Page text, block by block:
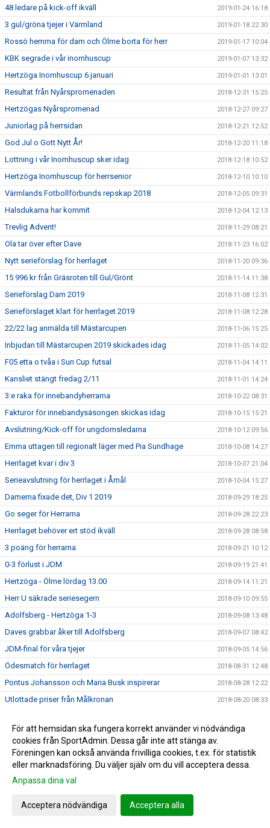
48 ledare på kick-off ikväll 2019-01-24 16:18
3 gul/gröna tjejer i Värmland 2019-01-18 22:30
Rossö hemma för dam och Ölme borta för herr 2019-01-17 10:04
KBK segrade i vår inomhuscup 2019-01-07 13:32
Hertzöga Inomhuscup 6 januari 2019-01-01 13:01
Resultat från Nyårspromenaden 2018-12-31 15:25
Hertzögas Nyårspromenad 2018-12-27 09:27
Juniorlag på herrsidan 2018-12-21 12:52
God Jul o Gott Nytt År! 2018-12-20 11:18
Lottning i vår Inomhuscup sker idag 2018-12-18 10:52
Hertzöga Inomhuscup för herrsenior 2018-12-10 10:10
Värmlands Fotbollförbunds repskap 2018 2018-12-05 09:31
Halsdukarna har kommit 2018-12-04 12:13
Trevlig Advent! 2018-11-29 08:21
Ola tar över efter Dave 2018-11-23 16:02
Nytt serieförslag för herrlaget 2018-11-20 09:36
15 996 kr från Gräsroten till Gul/Grönt 2018-11-14 11:38
Serieförslag Dam 2019 2018-11-08 12:31
Serieförslaget klart för herrlaget 2019 2018-11-08 12:28
22/22 lag anmälda till Mästarcupen 2018-11-06 15:25
Inbjudan till Mästarcupen 2019 skickades idag 2018-11-05 14:02
F05 etta o tvåa i Sun Cup futsal 2018-11-04 14:11
Kansliet stängt fredag 2/11 2018-11-01 14:24
3:e raka för innebandyherrarna 2018-10-22 08:31
Fakturor för innebandysäsongen skickas idag 2018-10-15 15:21
Avslutning/Kick-off för ungdomsledarna 2018-10-12 09:56
Emma uttagen till regionalt läger med Pia Sundhage 2018-10-08 14:27
Herrlaget kvar i div 3 2018-10-07 21:04
Serieavslutning för herrlaget i Åmål 2018-10-04 15:27
Damerna fixade det, Div 1 2019 2018-09-29 18:25
Go seger för Herrarna 2018-09-28 22:23
Herrlaget behöver ert stöd ikväll 2018-09-28 08:58
3 poäng för herrarna 2018-09-21 10:12
0-3 förlust i JDM 2018-09-19 21:41
Hertzöga - Ölme lördag 13.00 2018-09-14 11:21
Herr U säkrade seriesegern 2018-09-10 09:55
Adolfsberg - Hertzöga 1-3 2018-09-08 13:48
Daves grabbar åker till Adolfsberg 2018-09-07 08:42
JDM-final för våra tjejer 2018-09-05 14:56
Ödesmatch för herrlaget 2018-08-31 12:48
Pontus Johansson och Maria Busk inspirerar 2018-08-28 12:22
Utlottade priser från Målkronan 2018-08-20 08:33
Hertzögakronan Lördag 18/8 2018-08-13 09:19
Seger 2-1 mot Bosna 92 2018-08-09 11:29
Mv utbildning flyttad 2018-08-07 17:34
10-åringarnas Cup 2018
Japan tränar på Ilanda IP
10-åringarnas cup och nytt rekord
För att hemsidan ska fungera korrekt använder vi nödvändiga
cookies från SportAdmin. Dessa går inte att stänga av.
Föreningen kan också använda frivilliga cookies, t.ex. för statistik
eller marknadsföring. Du väljer själv om du vill acceptera dessa.
Anpassa dina val
Acceptera nödvändiga Acceptera alla